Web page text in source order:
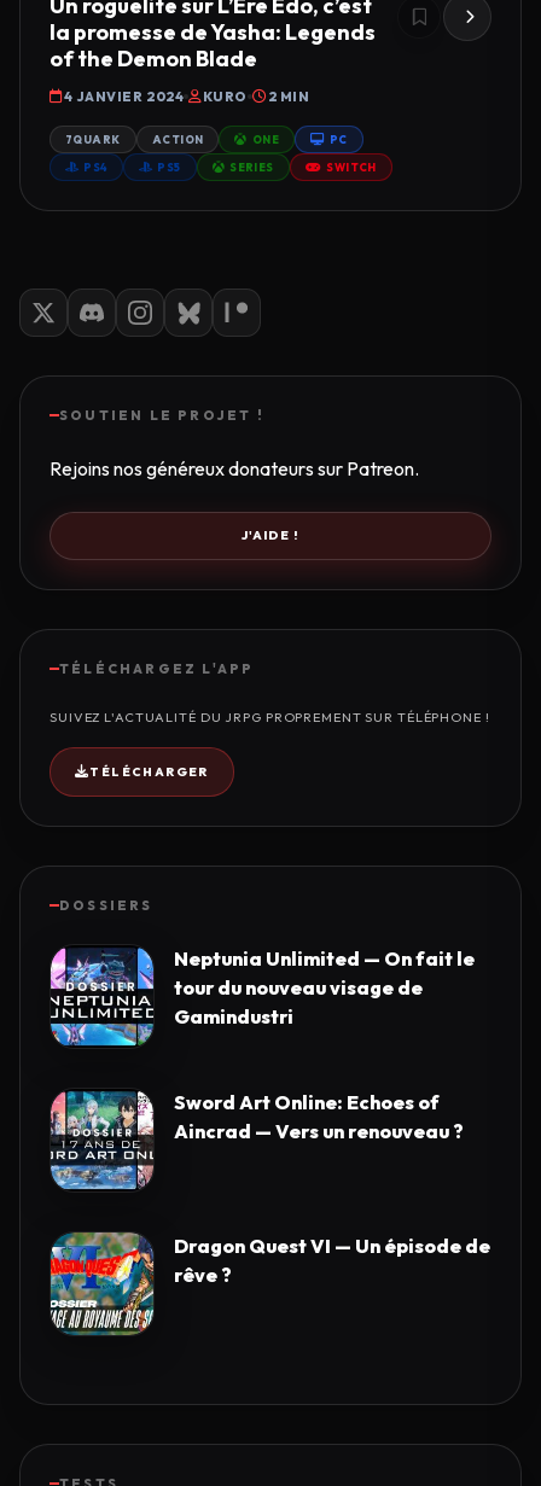
la promesse de Yasha: Legends
of the Demon Blade
4 JANVIER 2024 KURO 2 MIN
7QUARK ACTION ONE PC
PS4 PS5 SERIES SWITCH
SOUTIEN LE PROJET !
Rejoins nos généreux donateurs sur Patreon.
J'AIDE !
TÉLÉCHARGEZ L'APP
SUIVEZ L'ACTUALITÉ DU JRPG PROPREMENT SUR TÉLÉPHONE !
TÉLÉCHARGER
DOSSIERS
Neptunia Unlimited — On fait le
tour du nouveau visage de
Gamindustri
Sword Art Online: Echoes of
Aincrad — Vers un renouveau ?
Dragon Quest VI — Un épisode de
rêve ?